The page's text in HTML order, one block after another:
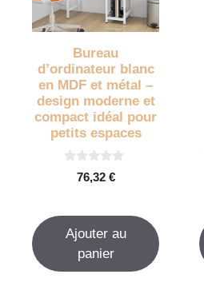
Bureau
d’ordinateur blanc
en MDF et métal –
design moderne et
compact idéal pour
petits espaces
5
76,32 €
Ajouter au
panier